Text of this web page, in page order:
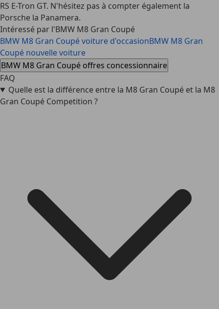
RS E-Tron GT. N'hésitez pas à compter également la
Porsche la Panamera.
Intéressé par l'BMW M8 Gran Coupé
BMW M8 Gran Coupé voiture d'occasionBMW M8 Gran
Coupé nouvelle voiture
BMW M8 Gran Coupé offres concessionnaire
FAQ
Quelle est la différence entre la M8 Gran Coupé et la M8
Gran Coupé Competition ?